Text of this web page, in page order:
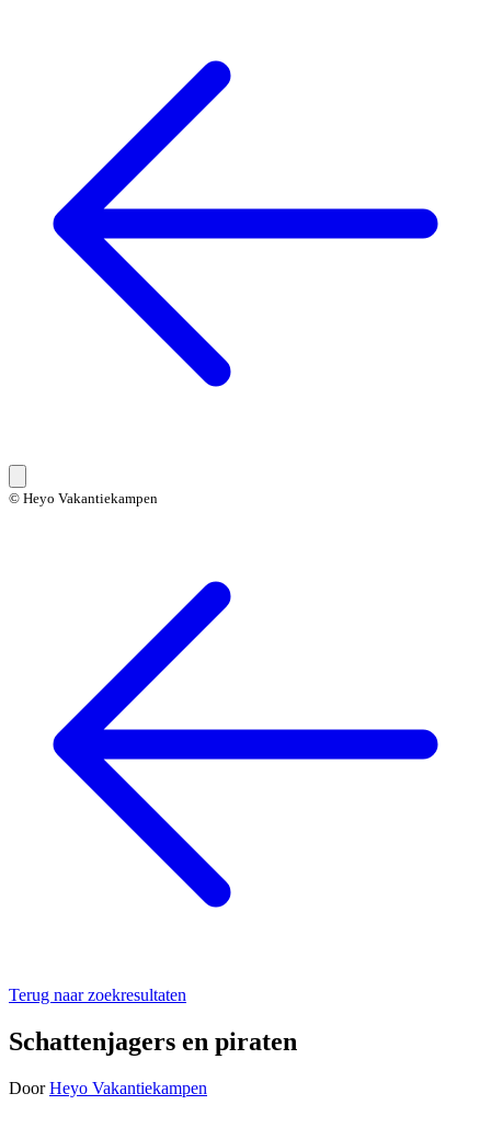
© Heyo Vakantiekampen
Terug naar zoekresultaten
Schattenjagers en piraten
Door Heyo Vakantiekampen